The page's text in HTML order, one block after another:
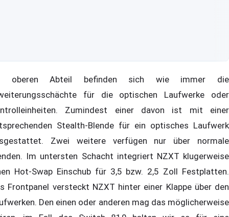
oberen Abteil befinden sich wie immer die
für die optischen Laufwerke oder
Zumindest einer davon ist mit einer
Stealth-Blende für ein optisches Laufwerk
Zwei weitere verfügen nur über normale
Im untersten Schacht integriert NZXT klugerweise
Hot-Swap Einschub für 3,5 bzw. 2,5 Zoll Festplatten.
Frontpanel versteckt NZXT hinter einer Klappe über den
Den einen oder anderen mag das möglicherweise